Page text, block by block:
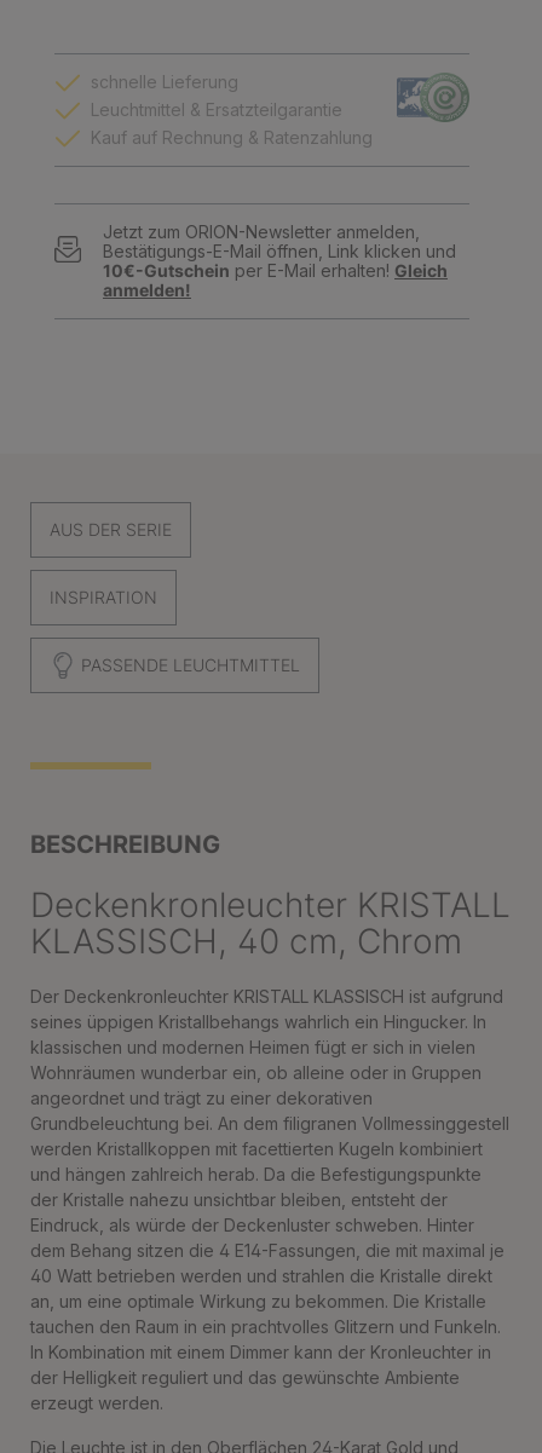
schnelle Lieferung
Leuchtmittel & Ersatzteilgarantie
Kauf auf Rechnung & Ratenzahlung
Jetzt zum ORION-Newsletter anmelden,
Bestätigungs-E-Mail öffnen, Link klicken und
10€-Gutschein per E-Mail erhalten! Gleich
anmelden!
AUS DER SERIE
INSPIRATION
PASSENDE LEUCHTMITTEL
BESCHREIBUNG
Deckenkronleuchter KRISTALL
KLASSISCH, 40 cm, Chrom
Der Deckenkronleuchter KRISTALL KLASSISCH ist aufgrund
seines üppigen Kristallbehangs wahrlich ein Hingucker. In
klassischen und modernen Heimen fügt er sich in vielen
Wohnräumen wunderbar ein, ob alleine oder in Gruppen
angeordnet und trägt zu einer dekorativen
Grundbeleuchtung bei. An dem filigranen Vollmessinggestell
werden Kristallkoppen mit facettierten Kugeln kombiniert
und hängen zahlreich herab. Da die Befestigungspunkte
der Kristalle nahezu unsichtbar bleiben, entsteht der
Eindruck, als würde der Deckenluster schweben. Hinter
dem Behang sitzen die 4 E14-Fassungen, die mit maximal je
40 Watt betrieben werden und strahlen die Kristalle direkt
an, um eine optimale Wirkung zu bekommen. Die Kristalle
tauchen den Raum in ein prachtvolles Glitzern und Funkeln.
In Kombination mit einem Dimmer kann der Kronleuchter in
der Helligkeit reguliert und das gewünschte Ambiente
erzeugt werden.
Die Leuchte ist in den Oberflächen 24-Karat Gold und